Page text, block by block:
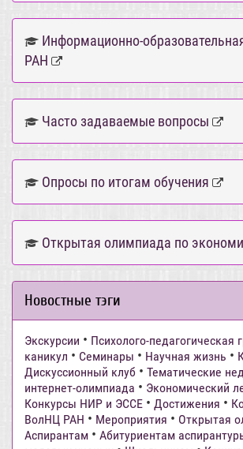
Информационно-
РАН
Часто задаваемые вопросы
Опросы по итогам обучения
Открытая олимпиада по
Новостные тэги
Экскурсии • Психолого-педагогическая
каникул • Семинары • Научная жизнь •
Дискуссионный клуб • Тематические
интернет-олимпиада • Экономический
Конкурсы НИР и ЭССЕ • Достижения •
ВолНЦ РАН • Мероприятия • Открытая
Аспирантам • Абитуриентам